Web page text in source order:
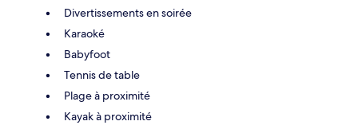
Divertissements en soirée
Karaoké
Babyfoot
Tennis de table
Plage à proximité
Kayak à proximité